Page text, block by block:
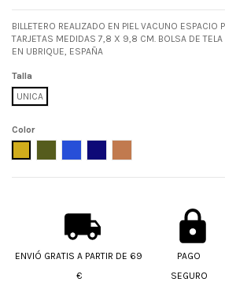
BILLETERO REALIZADO EN PIEL VACUNO ESPACIO
TARJETAS MEDIDAS 7,8 X 9,8 CM. BOLSA DE TELA
EN UBRIQUE, ESPAÑA
Talla
UNICA
Color
ENVIÓ GRATIS A PARTIR DE 69
€
PAGO
SEGURO